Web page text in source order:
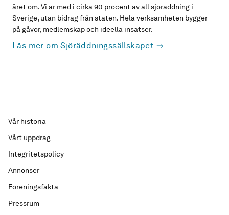
året om. Vi är med i cirka 90 procent av all sjöräddning i
Sverige, utan bidrag från staten. Hela verksamheten bygger
på gåvor, medlemskap och ideella insatser.
Läs mer om Sjöräddningssällskapet
Vår historia
Vårt uppdrag
Integritetspolicy
Annonser
Föreningsfakta
Pressrum